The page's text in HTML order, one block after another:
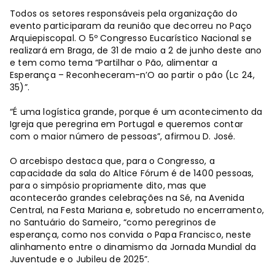
Todos os setores responsáveis pela organização do
evento participaram da reunião que decorreu no Paço
Arquiepiscopal. O 5º Congresso Eucarístico Nacional se
realizará em Braga, de 31 de maio a 2 de junho deste ano
e tem como tema “Partilhar o Pão, alimentar a
Esperança – Reconheceram-n’O ao partir o pão (Lc 24,
35)”.
“É uma logística grande, porque é um acontecimento da
Igreja que peregrina em Portugal e queremos contar
com o maior número de pessoas”, afirmou D. José.
O arcebispo destaca que, para o Congresso, a
capacidade da sala do Altice Fórum é de 1400 pessoas,
para o simpósio propriamente dito, mas que
acontecerão grandes celebrações na Sé, na Avenida
Central, na Festa Mariana e, sobretudo no encerramento,
no Santuário do Sameiro, “como peregrinos de
esperança, como nos convida o Papa Francisco, neste
alinhamento entre o dinamismo da Jornada Mundial da
Juventude e o Jubileu de 2025”.